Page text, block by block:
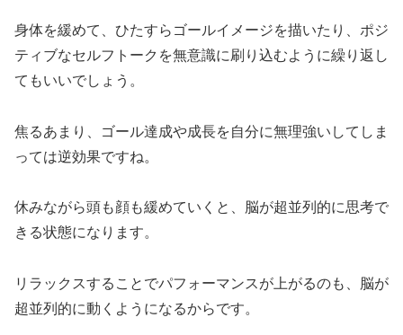
身体を緩めて、ひたすらゴールイメージを描いたり、ポジ
ティブなセルフトークを無意識に刷り込むように繰り返し
てもいいでしょう。
焦るあまり、ゴール達成や成長を自分に無理強いしてしま
っては逆効果ですね。
休みながら頭も顔も緩めていくと、脳が超並列的に思考で
きる状態になります。
リラックスすることでパフォーマンスが上がるのも、脳が
超並列的に動くようになるからです。